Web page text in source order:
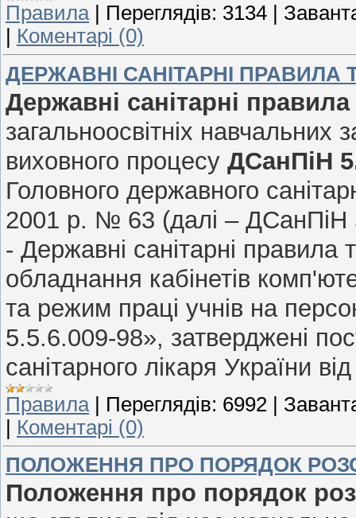
Правила| Переглядів: 3134
Коментарі (0)
ДЕРЖАВНІ САНІТАРНІ ПРАВИЛА
Державні санітарні
загальноосвітніх навчальних
виховного процесу ДСанПіН
Головного державного
2001 р. № 63 (далі – ДСанПіН
- Державні санітарні
обладнання кабінетів
та режим праці учнів на
5.5.6.009-98», затверджені
санітарного лікаря України
Правила | Переглядів: 6992 |
| Коментарі (0)
ПОЛОЖЕННЯ ПРО ПОРЯДОК
Положення про порядок